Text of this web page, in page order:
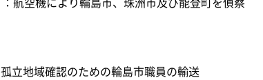
立地域確認のための輪島市職員の輸送